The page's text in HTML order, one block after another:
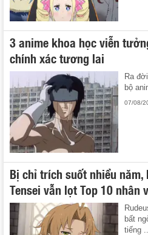
3 anime khoa học viễn
chính xác tương lai
Ra
bộ
07/08/
Bị chỉ trích suốt nhiều năm,
Tensei vẫn lọt Top 10
bất
tiếng ...